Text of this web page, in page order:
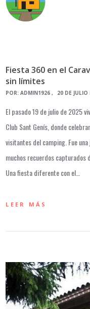
Fiesta 360 en el
sin límites
POR:ADMIN1926 20 DE JULIO
El pasado 19 de julio de 2025
Club Sant Genís, donde
visitantes del camping. Fue
muchos recuerdos
Una fiesta diferente con el…
LEER MÁS